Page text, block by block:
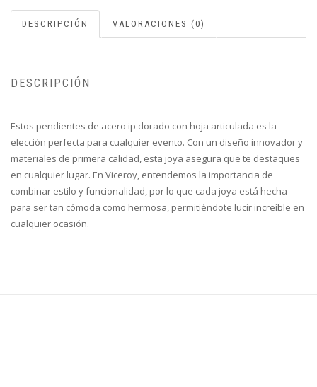
DESCRIPCIÓN VALORACIONES (0)
DESCRIPCIÓN
Estos pendientes de acero ip dorado con hoja articulada es la
elección perfecta para cualquier evento. Con un diseño innovador y
materiales de primera calidad, esta joya asegura que te destaques
en cualquier lugar. En Viceroy, entendemos la importancia de
combinar estilo y funcionalidad, por lo que cada joya está hecha
para ser tan cómoda como hermosa, permitiéndote lucir increíble en
cualquier ocasión.